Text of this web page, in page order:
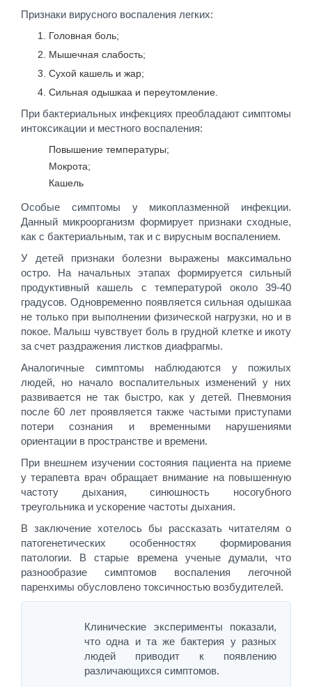
Признаки вирусного воспаления легких:
Головная боль;
Мышечная слабость;
Сухой кашель и жар;
Сильная одышкаа и переутомление.
При бактериальных инфекциях преобладают симптомы
интоксикации и местного воспаления:
Повышение температуры;
Мокрота;
Кашель
Особые симптомы у микоплазменной инфекции.
Данный микроорганизм формирует признаки сходные,
как с бактериальным, так и с вирусным воспалением.
У детей признаки болезни выражены максимально
остро. На начальных этапах формируется сильный
продуктивный кашель с температурой около 39-40
градусов. Одновременно появляется сильная одышкаа
не только при выполнении физической нагрузки, но и в
покое. Малыш чувствует боль в грудной клетке и икоту
за счет раздражения листков диафрагмы.
Аналогичные симптомы наблюдаются у пожилых
людей, но начало воспалительных изменений у них
развивается не так быстро, как у детей. Пневмония
после 60 лет проявляется также частыми приступами
потери сознания и временными нарушениями
ориентации в пространстве и времени.
При внешнем изучении состояния пациента на приеме
у терапевта врач обращает внимание на повышенную
частоту дыхания, синюшность носогубного
треугольника и ускорение частоты дыхания.
В заключение хотелось бы рассказать читателям о
патогенетических особенностях формирования
патологии. В старые времена ученые думали, что
разнообразие симптомов воспаления легочной
паренхимы обусловлено токсичностью возбудителей.
Клинические эксперименты показали,
что одна и та же бактерия у разных
людей приводит к появлению
различающихся симптомов.